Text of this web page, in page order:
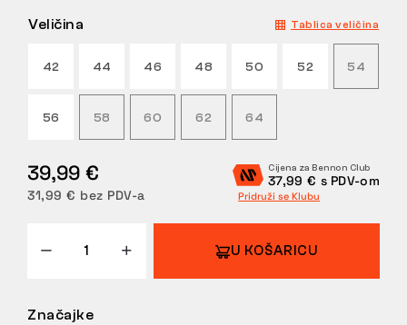
POVRATI
Veličina Tablica veličina
42 44 46 48 50 52 54
56 58 60 62 64
39,99 €
31,99 € bez PDV-a
Cijena za Bennon Club
37,99 € s PDV-om
Pridruži se Klubu
U KOŠARICU
Značajke